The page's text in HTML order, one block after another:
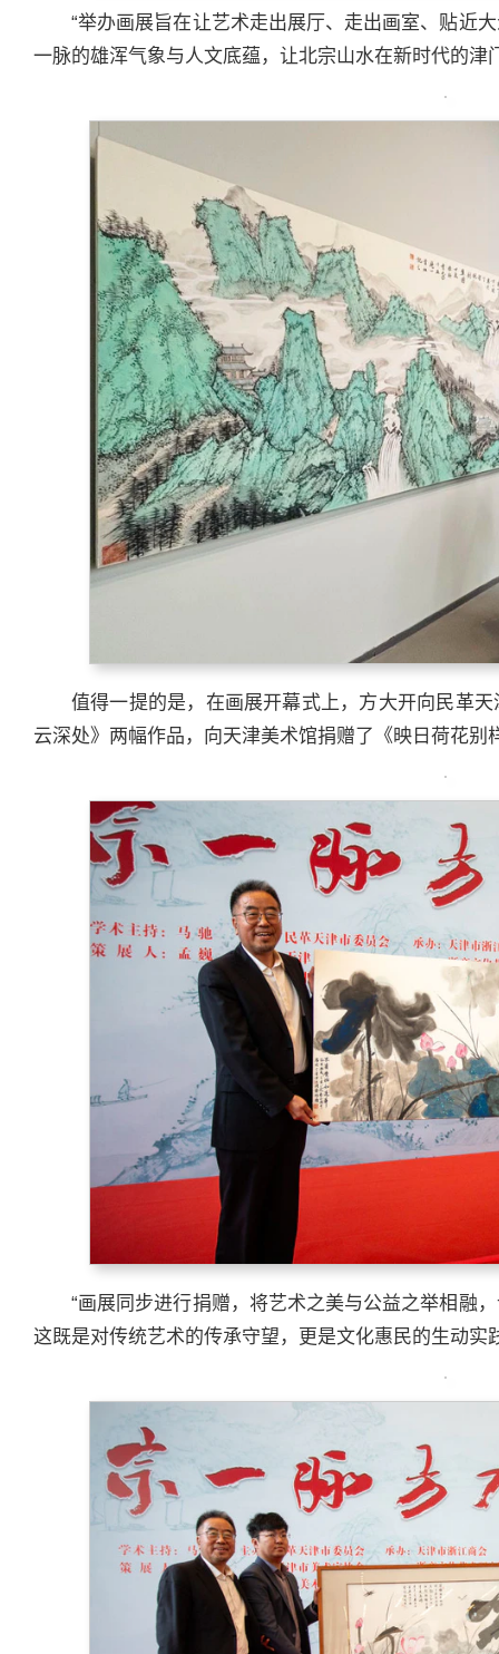
“举办画展旨在让艺术走出展厅、走出画室、贴近
一脉的雄浑气象与人文底蕴，让北宗山水在新时代的津
值得一提的是，在画展开幕式上，方大开向民革
云深处》两幅作品，向天津美术馆捐赠了《映日荷花别
“画展同步进行捐赠，将艺术之美与公益之举相融
这既是对传统艺术的传承守望，更是文化惠民的生动实